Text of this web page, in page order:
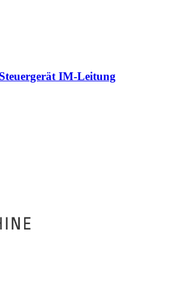
IM-Leitung